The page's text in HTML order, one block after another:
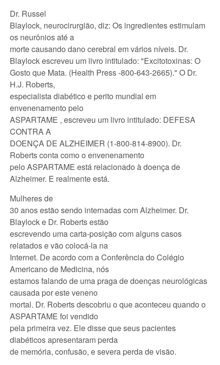
Dr. Russel
Blaylock, neurocirurgião, diz: Os ingredientes estimulam
os neurônios até a
morte causando dano cerebral em vários níveis. Dr.
Blaylock escreveu um livro intitulado: "Excitotoxinas: O
Gosto que Mata. (Health Press -800-643-2665)." O Dr.
H.J. Roberts,
especialista diabético e perito mundial em
envenenamento pelo
ASPARTAME , escreveu um livro intitulado: DEFESA
CONTRA A
DOENÇA DE ALZHEIMER (1-800-814-8900). Dr.
Roberts conta como o envenenamento
pelo ASPARTAME está relacionado à doença de
Alzheimer. E realmente está.
Mulheres de
30 anos estão sendo internadas com Alzheimer. Dr.
Blaylock e Dr. Roberts estão
escrevendo uma carta-posição com alguns casos
relatados e vão colocá-la na
Internet. De acordo com a Conferência do Colégio
Americano de Medicina, nós
estamos falando de uma praga de doenças neurológicas
causada por este veneno
mortal. Dr. Roberts descobriu o que aconteceu quando o
ASPARTAME foi vendido
pela primeira vez. Ele disse que seus pacientes
diabéticos apresentaram perda
de memória, confusão, e severa perda de visão.